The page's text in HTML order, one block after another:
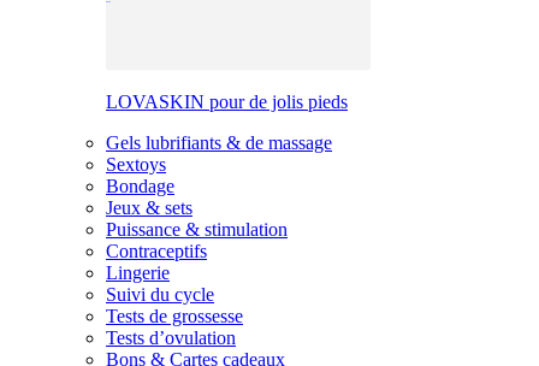
LOVASKIN pour de jolis pieds
Gels lubrifiants & de massage
Sextoys
Bondage
Jeux & sets
Puissance & stimulation
Contraceptifs
Lingerie
Suivi du cycle
Tests de grossesse
Tests d’ovulation
Bons & Cartes cadeaux